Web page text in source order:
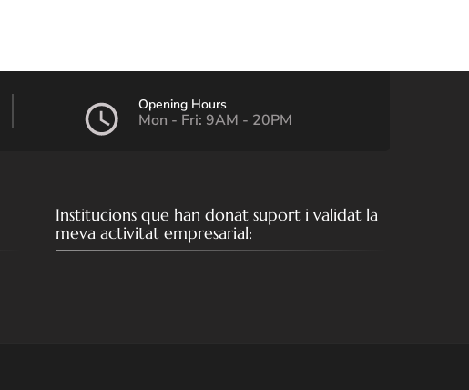
Opening Hours
Mon - Fri: 9AM - 20PM
Institucions que han donat suport i validat la
meva activitat empresarial: